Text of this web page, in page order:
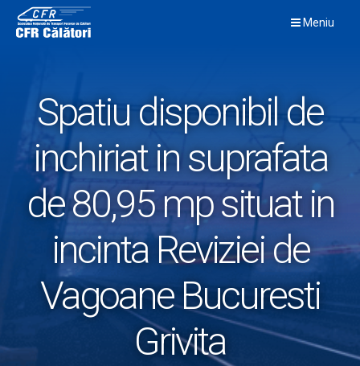
content
Meniu
Spatiu disponibil de
inchiriat in suprafata
de 80,95 mp situat in
incinta Reviziei de
Vagoane Bucuresti
Grivita